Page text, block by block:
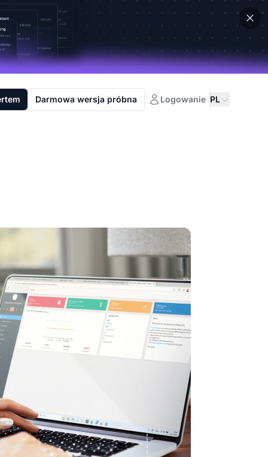
Darmowa wersja próbna Logowanie PL